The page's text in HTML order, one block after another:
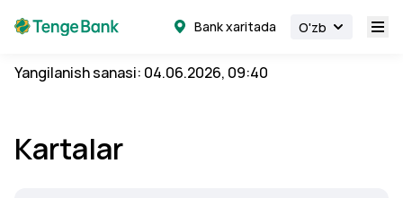
Bank xaritada O'zb
Yangilanish sanasi: 04.06.2026, 09:40
Kartalar